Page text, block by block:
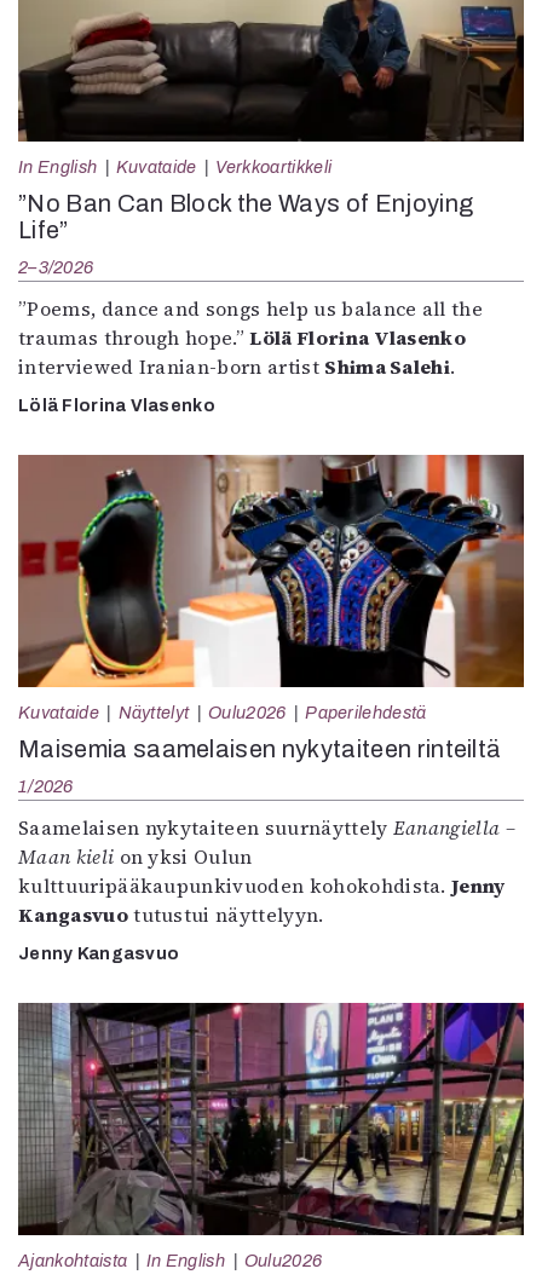
In English Kuvataide Verkkoartikkeli
”No Ban Can Block the Ways of Enjoying
Life”
2–3/2026
”Poems, dance and songs help us balance all the
traumas through hope.”Lölä Florina Vlasenko
interviewed Iranian-born artist Shima Salehi.
Lölä Florina Vlasenko
Kuvataide Näyttelyt Oulu2026 Paperilehdestä
Maisemia saamelaisen nykytaiteen rinteiltä
1/2026
Saamelaisen nykytaiteen suurnäyttely Eanangiella –
Maan kieli on yksi Oulun
kulttuuripääkaupunkivuoden kohokohdista.Jenny
Kangasvuotutustui näyttelyyn.
Jenny Kangasvuo
Ajankohtaista In English Oulu2026